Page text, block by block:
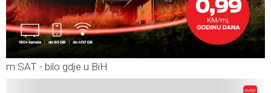
m:SAT - bilo gdje u BiH